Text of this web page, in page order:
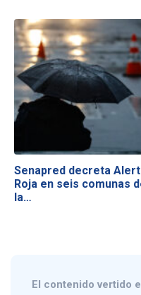
Senapred decreta
Roja en seis comunas
la…
El contenido vertido